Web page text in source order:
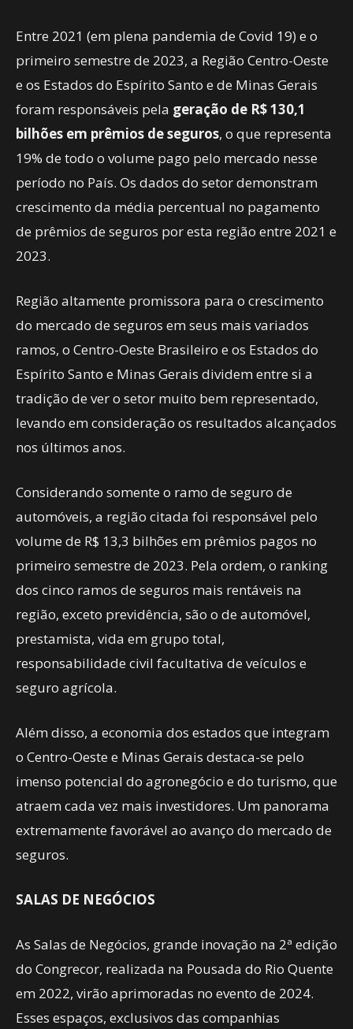
Entre 2021 (em plena pandemia de Covid 19) e o
primeiro semestre de 2023, a Região Centro-Oeste
e os Estados do Espírito Santo e de Minas Gerais
foram responsáveis pela geração de R$ 130,1
bilhões em prêmios de seguros, o que representa
19% de todo o volume pago pelo mercado nesse
período no País. Os dados do setor demonstram
crescimento da média percentual no pagamento
de prêmios de seguros por esta região entre 2021 e
2023.
Região altamente promissora para o crescimento
do mercado de seguros em seus mais variados
ramos, o Centro-Oeste Brasileiro e os Estados do
Espírito Santo e Minas Gerais dividem entre si a
tradição de ver o setor muito bem representado,
levando em consideração os resultados alcançados
nos últimos anos.
Considerando somente o ramo de seguro de
automóveis, a região citada foi responsável pelo
volume de R$ 13,3 bilhões em prêmios pagos no
primeiro semestre de 2023. Pela ordem, o ranking
dos cinco ramos de seguros mais rentáveis na
região, exceto previdência, são o de automóvel,
prestamista, vida em grupo total,
responsabilidade civil facultativa de veículos e
seguro agrícola.
Além disso, a economia dos estados que integram
o Centro-Oeste e Minas Gerais destaca-se pelo
imenso potencial do agronegócio e do turismo, que
atraem cada vez mais investidores. Um panorama
extremamente favorável ao avanço do mercado de
seguros.
SALAS DE NEGÓCIOS
As Salas de Negócios, grande inovação na 2ª edição
do Congrecor, realizada na Pousada do Rio Quente
em 2022, virão aprimoradas no evento de 2024.
Esses espaços, exclusivos das companhias